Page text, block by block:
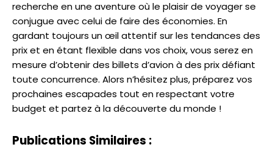
recherche en une aventure où le plaisir de voyager se
conjugue avec celui de faire des économies. En
gardant toujours un œil attentif sur les tendances des
prix et en étant flexible dans vos choix, vous serez en
mesure d’obtenir des billets d’avion à des prix défiant
toute concurrence. Alors n’hésitez plus, préparez vos
prochaines escapades tout en respectant votre
budget et partez à la découverte du monde !
Publications Similaires :